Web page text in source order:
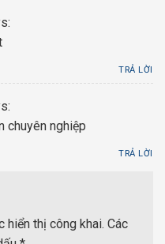
TRẢ LỜI
chuyên nghiệp
TRẢ LỜI
hiển thị công khai. Các